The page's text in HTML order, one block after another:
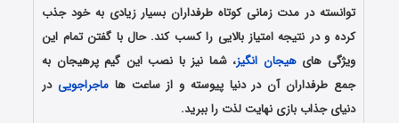
توانسته در مدت زمانی کوتاه طرفداران بسیار زیادی به خود جذب
کرده و در نتیجه امتیاز بالایی را کسب کند. حال با گفتن تمام این
ویژگی هایهیجان انگیز، شما نیز با نصب این گیم پرهیجان به
جمع طرفداران آن در دنیا پیوسته و از ساعت ها ماجراجوییدر
دنیای جذاب بازی نهایت لذت را ببرید.